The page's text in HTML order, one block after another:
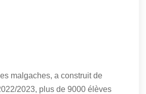
malgaches, a construit de
2023, plus de 9000 élèves